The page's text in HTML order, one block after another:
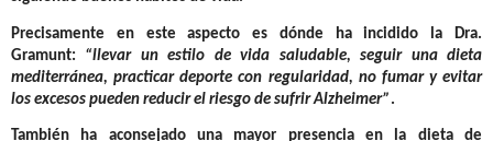
Precisamente en este aspecto es dónde ha incidido la Dra.
Gramunt: “llevar un estilo de vida saludable, seguir una dieta
mediterránea, practicar deporte con regularidad, no fumar y evitar
los excesos pueden reducir el riesgo de sufrir Alzheimer” .
También ha aconsejado una mayor presencia en la dieta de